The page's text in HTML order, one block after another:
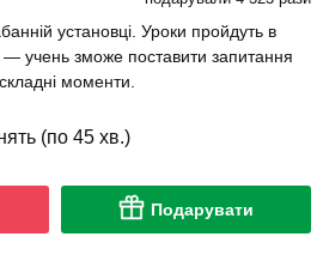
установці. Уроки пройдуть в
— учень зможе поставити запитання
моменти.
(по 45 хв.)
Подарувати